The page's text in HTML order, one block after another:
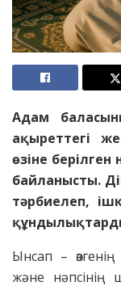
Адам
ақыреттегі
өзіне
байланысты.
тәрбиелеп,
Ынсап –
және нәпсінің